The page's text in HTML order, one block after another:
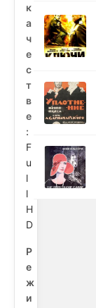
к
а
ч
е
с
т
в
е
:
F
u
l
l
H
D
Р
е
ж
и